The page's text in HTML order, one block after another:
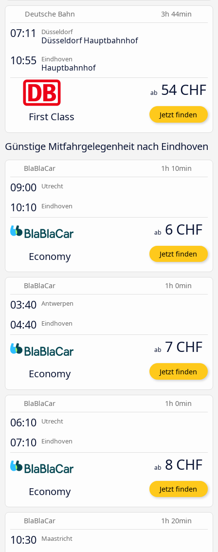
Deutsche Bahn 3h 44min
07:11 Düsseldorf
Düsseldorf Hauptbahnhof
10:55 Eindhoven
Hauptbahnhof
First Class
ab 54 CHF
Jetzt finden
Günstige Mitfahrgelegenheit nach Eindhoven
BlaBlaCar 1h 10min
09:00 Utrecht
10:10 Eindhoven
Economy
ab 6 CHF
Jetzt finden
BlaBlaCar 1h 0min
03:40 Antwerpen
04:40 Eindhoven
Economy
ab 7 CHF
Jetzt finden
BlaBlaCar 1h 0min
06:10 Utrecht
07:10 Eindhoven
Economy
ab 8 CHF
Jetzt finden
BlaBlaCar 1h 20min
10:30 Maastricht